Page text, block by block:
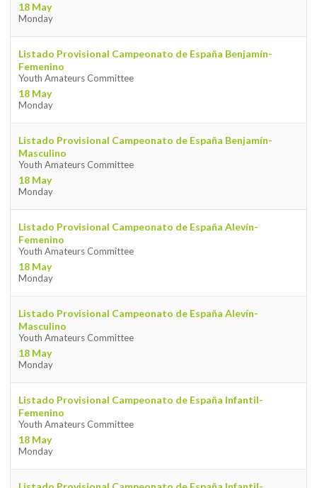
18 May
Monday
Listado Provisional Campeonato de España Benjamín-
Femenino
Youth Amateurs Committee
18 May
Monday
Listado Provisional Campeonato de España Benjamín-
Masculino
Youth Amateurs Committee
18 May
Monday
Listado Provisional Campeonato de España Alevín-
Femenino
Youth Amateurs Committee
18 May
Monday
Listado Provisional Campeonato de España Alevín-
Masculino
Youth Amateurs Committee
18 May
Monday
Listado Provisional Campeonato de España Infantil-
Femenino
Youth Amateurs Committee
18 May
Monday